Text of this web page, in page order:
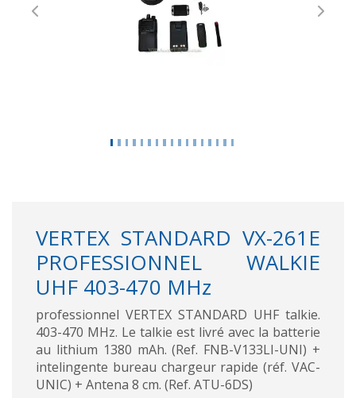
Previous Next
VERTEX STANDARD VX-261E
PROFESSIONNEL WALKIE
UHF 403-470 MHz
professionnel VERTEX STANDARD UHF talkie.
403-470 MHz. Le talkie est livré avec la batterie
au lithium 1380 mAh. (Ref. FNB-V133LI-UNI) +
intelingente bureau chargeur rapide (réf. VAC-
UNIC) + Antena 8 cm. (Ref. ATU-6DS)